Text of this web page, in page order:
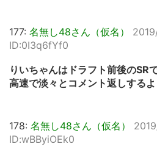
177: 名無し48さん（仮名）
ID:0I3q6fYf0
りいちゃんはドラフト前後のSR
高速で淡々とコメント返しする
178: 名無し48さん（仮名）
ID:wBByiOEk0